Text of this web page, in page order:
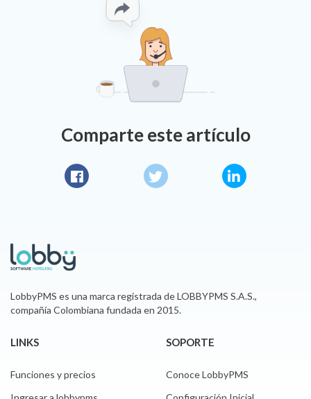
Comparte este artículo
Twitter LinkedIn
LobbyPMS es una marca registrada de LOBBYPMS S.A.S.,
compañía Colombiana fundada en 2015.
LINKS
Funciones y precios
SOPORTE
Conoce LobbyPMS